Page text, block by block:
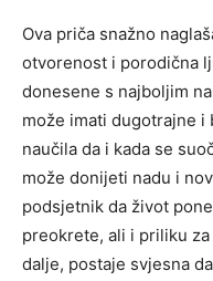
Ova priča snažno
otvorenost i porodična
donesene s najboljim
može imati dugotrajne i
naučila da i kada se
može donijeti nadu i
podsjetnik da život
preokrete, ali i priliku
dalje, postaje svjesna